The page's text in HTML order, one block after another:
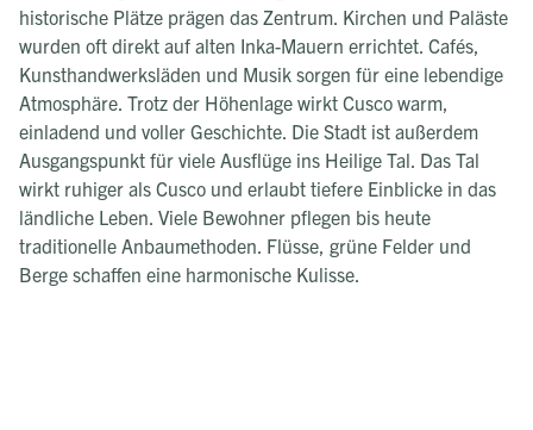
historische Plätze prägen das Zentrum. Kirchen und Paläste
wurden oft direkt auf alten Inka-Mauern errichtet. Cafés,
Kunsthandwerksläden und Musik sorgen für eine lebendige
Atmosphäre. Trotz der Höhenlage wirkt Cusco warm,
einladend und voller Geschichte. Die Stadt ist außerdem
Ausgangspunkt für viele Ausflüge ins Heilige Tal. Das Tal
wirkt ruhiger als Cusco und erlaubt tiefere Einblicke in das
ländliche Leben. Viele Bewohner pflegen bis heute
traditionelle Anbaumethoden. Flüsse, grüne Felder und
Berge schaffen eine harmonische Kulisse.